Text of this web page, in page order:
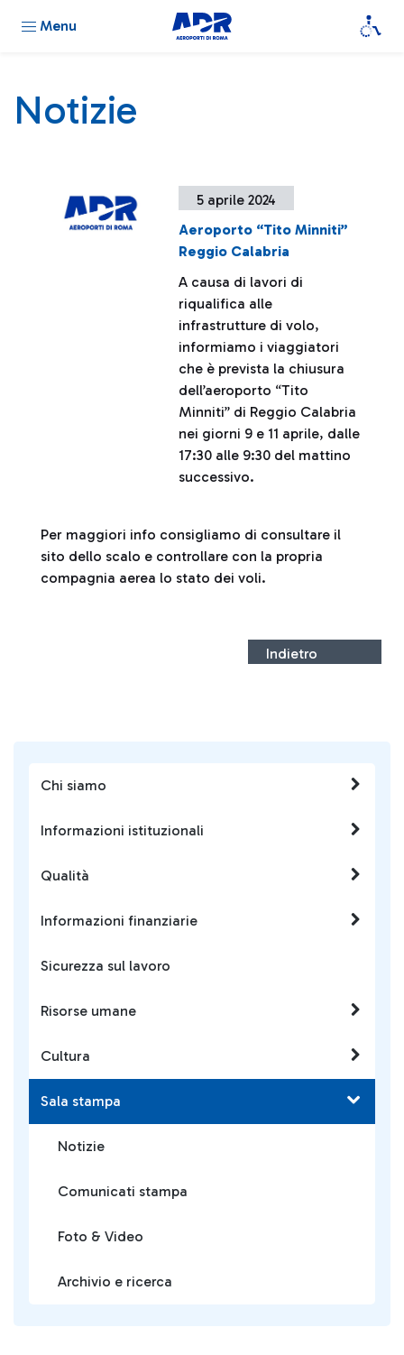
Menu
Chi siamo
Informazioni istituzionali
Qualità
Informazioni finanziarie
Sicurezza sul lavoro
Risorse umane
Cultura
Sala stampa
Notizie
Comunicati stampa
Foto & Video
Archivio e ricerca
Notizie
5 aprile 2024
Aeroporto “Tito Minniti”
Reggio Calabria
A causa di lavori di
riqualifica alle
infrastrutture di volo,
informiamo i viaggiatori
che è prevista la chiusura
dell’aeroporto “Tito
Minniti” di Reggio Calabria
nei giorni 9 e 11 aprile, dalle
17:30 alle 9:30 del mattino
successivo.
Per maggiori info consigliamo di consultare il
sito dello scalo e controllare con la propria
compagnia aerea lo stato dei voli.
Indietro